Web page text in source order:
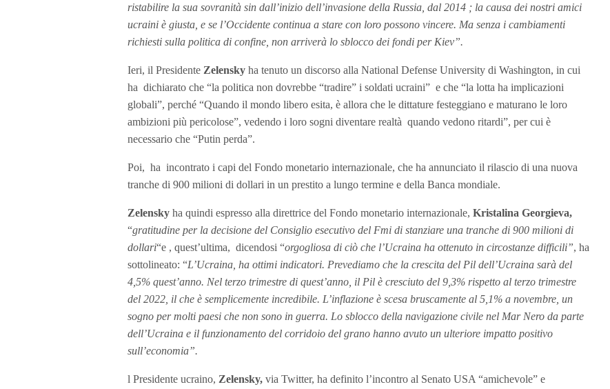
ristabilire la sua sovranità sin dall’inizio dell’invasione della Russia, dal 2014 ; la causa dei nostri amici
ucraini è giusta, e se l’Occidente continua a stare con loro possono vincere. Ma senza i cambiamenti
richiesti sulla politica di confine, non arriverà lo sblocco dei fondi per Kiev”.
Ieri, il Presidente Zelensky ha tenuto un discorso alla National Defense University di Washington, in cui
ha dichiarato che “la politica non dovrebbe “tradire” i soldati ucraini” e che “la lotta ha implicazioni
globali”, perché “Quando il mondo libero esita, è allora che le dittature festeggiano e maturano le loro
ambizioni più pericolose”, vedendo i loro sogni diventare realtà quando vedono ritardi”, per cui è
necessario che “Putin perda”.
Poi, ha incontrato i capi del Fondo monetario internazionale, che ha annunciato il rilascio di una nuova
tranche di 900 milioni di dollari in un prestito a lungo termine e della Banca mondiale.
Zelensky ha quindi espresso alla direttrice del Fondo monetario internazionale, Kristalina Georgieva,
“gratitudine per la decisione del Consiglio esecutivo del Fmi di stanziare una tranche di 900 milioni di
dollari“e , quest’ultima, dicendosi “orgogliosa di ciò che l’Ucraina ha ottenuto in circostanze difficili”, ha
sottolineato: “L’Ucraina, ha ottimi indicatori. Prevediamo che la crescita del Pil dell’Ucraina sarà del
4,5% quest’anno. Nel terzo trimestre di quest’anno, il Pil è cresciuto del 9,3% rispetto al terzo trimestre
del 2022, il che è semplicemente incredibile. L’inflazione è scesa bruscamente al 5,1% a novembre, un
sogno per molti paesi che non sono in guerra. Lo sblocco della navigazione civile nel Mar Nero da parte
dell’Ucraina e il funzionamento del corridoio del grano hanno avuto un ulteriore impatto positivo
sull’economia”.
l Presidente ucraino, Zelensky, via Twitter, ha definito l’incontro al Senato USA “amichevole” e